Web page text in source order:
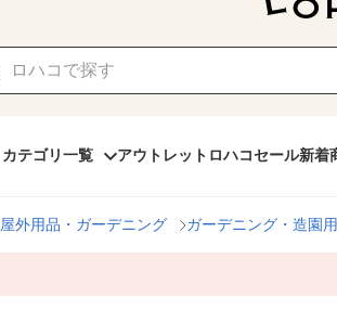
カテゴリ一覧 アウトレット ロハコセール新着
屋外用品・ガーデニング ガーデニング・造園